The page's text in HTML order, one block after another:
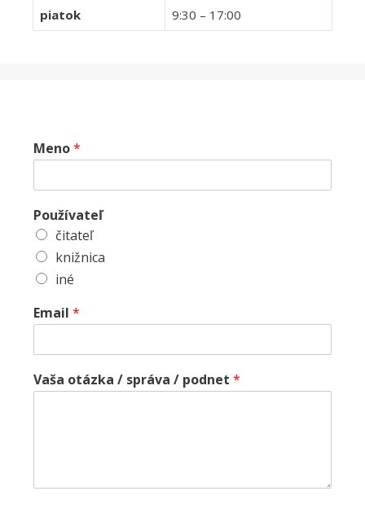
piatok
9:30 – 17:00
Meno*
Používateľ
čitateľ
knižnica
iné
Email *
Vaša otázka / správa / podnet *